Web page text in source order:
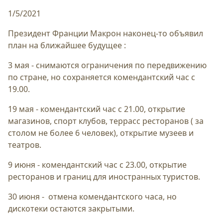
1/5/2021
Президент Франции Макрон наконец-то объявил
план на ближайшее будущее :
3 мая - снимаются ограничения по передвижению
по стране, но сохраняется комендантский час с
19.00.
19 мая - комендантский час с 21.00, открытие
магазинов, спорт клубов, террасс ресторанов ( за
столом не более 6 человек), открытие музеев и
театров.
9 июня - комендантский час с 23.00, открытие
ресторанов и границ для иностранных туристов.
30 июня - отмена комендантского часа, но
дискотеки остаются закрытыми.